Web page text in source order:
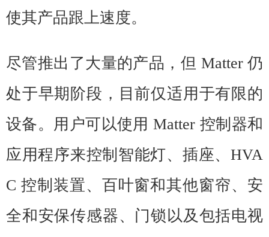
使其产品跟上速度。
尽管推出了大量的产品，但 Matter 仍
处于早期阶段，目前仅适用于有限的
设备。用户可以使用 Matter 控制器和
应用程序来控制智能灯、插座、HVA
C 控制装置、百叶窗和其他窗帘、安
全和安保传感器、门锁以及包括电视